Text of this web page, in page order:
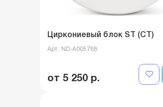
Циркониевый блок ST (СТ)
Арт.: ND-A005788
от 5 250 р.